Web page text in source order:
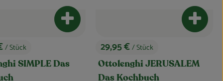
hinzufügen
/ Stück
SIMPLE Das
Produkt zum Warenkorb hinzufügen
, Preis:
29,95 €/ Stück
Ottolenghi JERUSALEM
Das Kochbuch
Produkt